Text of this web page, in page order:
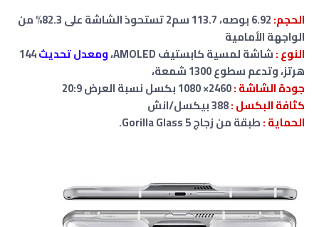
الحجم:
6.92 بوصه، 113.7 سم2 تستحوذ الشاشة على 82.3% من
الواجهة الأمامية
النوع :شاشة لمسية كابستيف AMOLED، ومعدل تحديث144
هرتز، وتدعم سطوع 1300 شمعة،
جودة الشاشة :
كثافة البكسل :388 بيكسل/انش
الحماية :طبقة من زجاج Gorilla Glass 5.